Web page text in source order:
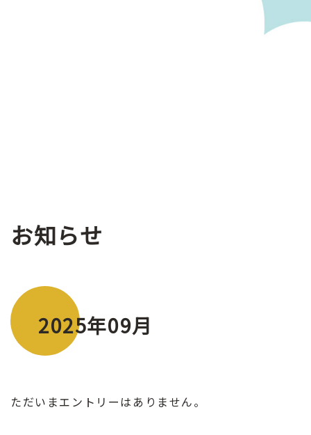
お知らせ
2025年09月
ただいまエントリーはありません。